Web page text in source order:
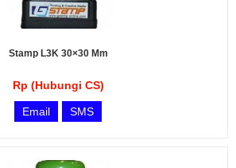
Stamp L3K 30×30 Mm
Rp (Hubungi CS)
Email SMS